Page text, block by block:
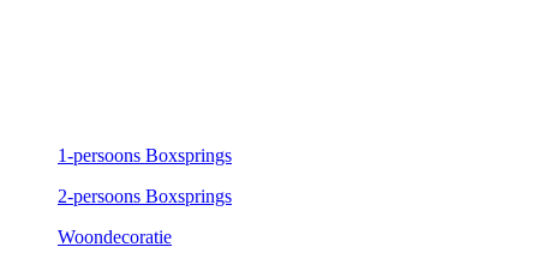
1-persoons Boxsprings
2-persoons Boxsprings
Woondecoratie